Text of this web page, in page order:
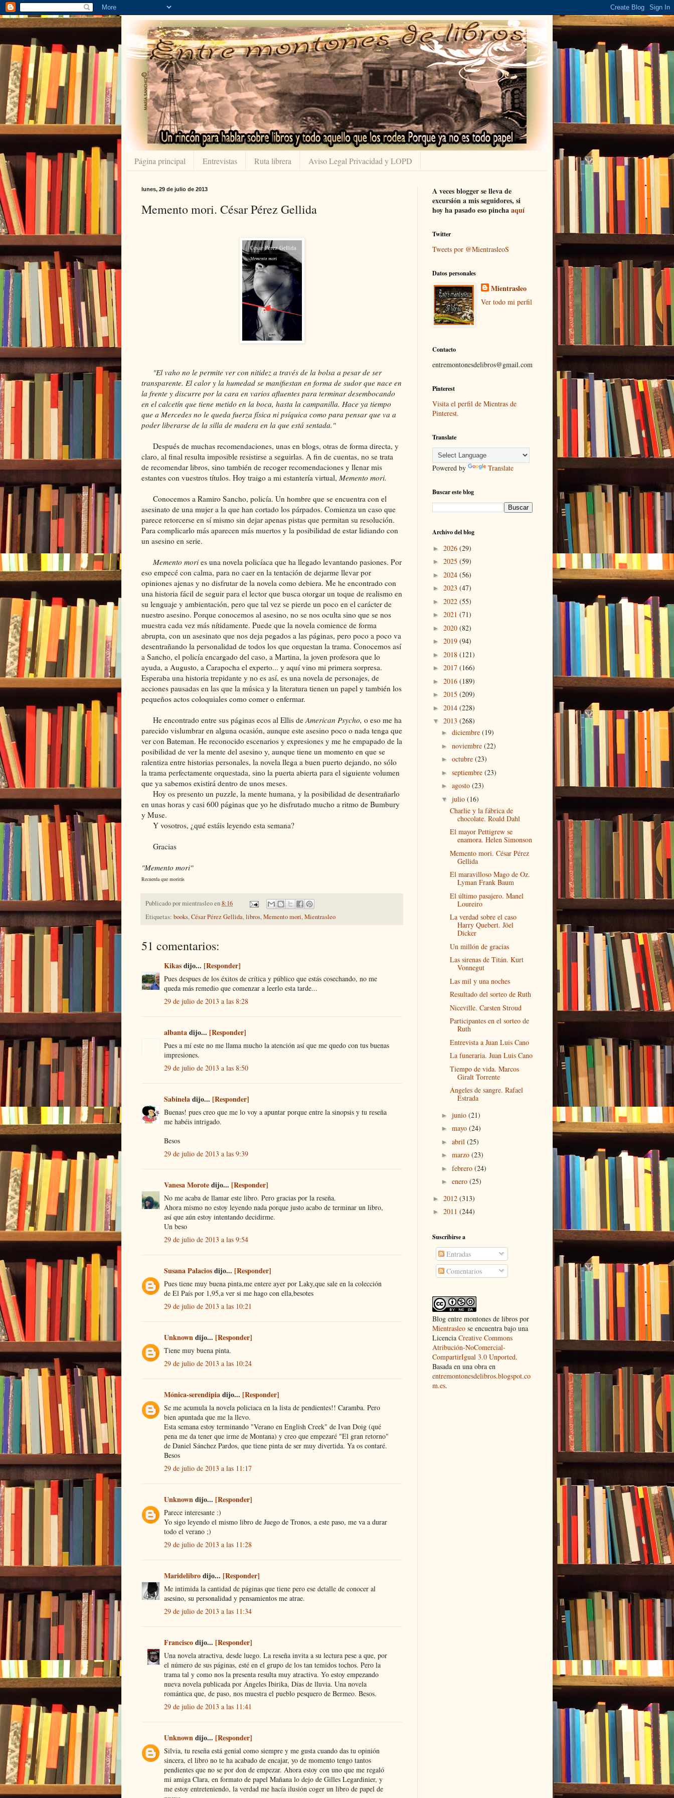
Página principal Entrevistas Ruta librera Aviso Legal Privacidad y LOPD
lunes, 29 de julio de 2013
Memento mori. César Pérez Gellida
"El vaho no le permite ver con nitidez a través de la bolsa a pesar de ser
transparente. El calor y la humedad se manifiestan en forma de sudor que nace en
la frente y discurre por la cara en varios afluentes para terminar desembocando
en el calcetín que tiene metido en la boca, hasta la campanilla. Hace ya tiempo
que a Mercedes no le queda fuerza física ni psíquica como para pensar que va a
poder liberarse de la silla de madera en la que está sentada."
Después de muchas recomendaciones, unas en blogs, otras de forma directa, y
claro, al final resulta imposible resistirse a seguirlas. A fin de cuentas, no se trata
de recomendar libros, sino también de recoger recomendaciones y llenar mis
estantes con vuestros títulos. Hoy traigo a mi estantería virtual, Memento mori.
Conocemos a Ramiro Sancho, policía. Un hombre que se encuentra con el
asesinato de una mujer a la que han cortado los párpados. Comienza un caso que
parece retorcerse en sí mismo sin dejar apenas pistas que permitan su resolución.
Para complicarlo más aparecen más muertos y la posibilidad de estar lidiando con
un asesino en serie.
Memento mori es una novela policíaca que ha llegado levantando pasiones. Por
eso empecé con calma, para no caer en la tentación de dejarme llevar por
opiniones ajenas y no disfrutar de la novela como debiera. Me he encontrado con
una historia fácil de seguir para el lector que busca otorgar un toque de realismo en
su lenguaje y ambientación, pero que tal vez se pierde un poco en el carácter de
nuestro asesino. Porque conocemos al asesino, no se nos oculta sino que se nos
muestra cada vez más nítidamente. Puede que la novela comience de forma
abrupta, con un asesinato que nos deja pegados a las páginas, pero poco a poco va
desentrañando la personalidad de todos los que orquestan la trama. Conocemos así
a Sancho, el policía encargado del caso, a Martina, la joven profesora que lo
ayuda, a Augusto, a Carapocha el experto... y aquí vino mi primera sorpresa.
Esperaba una historia trepidante y no es así, es una novela de personajes, de
acciones pausadas en las que la música y la literatura tienen un papel y también los
pequeños actos coloquiales como comer o enfermar.
He encontrado entre sus páginas ecos al Ellis deAmerican Psycho, o eso me ha
parecido vislumbrar en alguna ocasión, aunque este asesino poco o nada tenga que
ver con Bateman. He reconocido escenarios y expresiones y me he empapado de la
posibilidad de ver la mente del asesino y, aunque tiene un momento en que se
ralentiza entre historias personales, la novela llega a buen puerto dejando, no sólo
la trama perfectamente orquestada, sino la puerta abierta para el siguiente volumen
que ya sabemos existirá dentro de unos meses.
Hoy os presento un puzzle, la mente humana, y la posibilidad de desentrañarlo
en unas horas y casi 600 páginas que yo he disfrutado mucho a ritmo de Bumbury
y Muse.
Y vosotros, ¿qué estáis leyendo esta semana?
Gracias
"Memento mori"
Recuerda que morirás
Publicado pormientrasleoen8:16
Etiquetas: books,César Pérez Gellida,libros,Memento mori,Mientrasleo
51 comentarios:
Kikasdijo... [Responder]
Pues despues de los éxitos de crítica y público que estás cosechando, no me
queda más remedio que comenzar a leerlo esta tarde...
29 de julio de 2013 a las 8:28
albantadijo... [Responder]
Pues a mí este no me llama mucho la atención así que me quedo con tus buenas
impresiones.
29 de julio de 2013 a las 8:50
Sabineladijo... [Responder]
Buenas! pues creo que me lo voy a apuntar porque entre la sinopsis y tu reseña
me habéis intrigado.
Besos
29 de julio de 2013 a las 9:39
Vanesa Morotedijo... [Responder]
No me acaba de llamar este libro. Pero gracias por la reseña.
Ahora mismo no estoy leyendo nada porque justo acabo de terminar un libro,
así que aún estoy intentando decidirme.
Un beso
29 de julio de 2013 a las 9:54
Susana Palaciosdijo... [Responder]
Pues tiene muy buena pinta,me entere ayer por Laky,que sale en la colección
de El País por 1,95,a ver si me hago con ella,besotes
29 de julio de 2013 a las 10:21
Unknowndijo... [Responder]
Tiene muy buena pinta.
29 de julio de 2013 a las 10:24
Mónica-serendipiadijo... [Responder]
Se me acumula la novela policiaca en la lista de pendientes!! Caramba. Pero
bien apuntada que me la llevo.
Esta semana estoy terminando "Verano en English Creek" de Ivan Doig (qué
pena me da tener que irme de Montana) y creo que empezaré "El gran retorno"
de Daniel Sánchez Pardos, que tiene pinta de ser muy divertida. Ya os contaré.
Besos
29 de julio de 2013 a las 11:17
Unknowndijo... [Responder]
Parece interesante :)
Yo sigo leyendo el mismo libro de Juego de Tronos, a este paso, me va a durar
todo el verano ;)
29 de julio de 2013 a las 11:28
Maridelibrodijo... [Responder]
Me intimida la cantidad de páginas que tiene pero ese detalle de conocer al
asesino, su personalidad y pensamientos me atrae.
29 de julio de 2013 a las 11:34
Franciscodijo... [Responder]
Una novela atractiva, desde luego. La reseña invita a su lectura pese a que, por
el número de sus páginas, esté en el grupo de los tan temidos tochos. Pero la
trama tal y como nos la presenta resulta muy atractiva. Yo estoy empezando
nueva novela publicada por Ángeles Ibirika, Días de lluvia. Una novela
romántica que, de paso, nos muestra el pueblo pesquero de Bermeo. Besos.
29 de julio de 2013 a las 11:41
Unknowndijo... [Responder]
Silvia, tu reseña está genial como siempre y me gusta cuando das tu opinión
sincera, el libro no te ha acabado de encajar, yo de momento tengo tantos
pendientes que no se por don de empezar. Ahora estoy con uno que me regaló
mi amiga Clara, en formato de papel Mañana lo dejo de Gilles Legardinier, y
me estoy entreteniendo, la verdad me hacía ilusión coger un libro de papel de
A veces blogger se lleva de
excursión a mis seguidores, si
hoy ha pasado eso pinchaaquí
Twitter
Tweets por @MientrasleoS
Datos personales
Mientrasleo
Ver todo mi perfil
Contacto
entremontonesdelibros@gmail.com
Pinterest
Visita el perfil de Mientras de
Pinterest.
Translate
Powered by Translate
Buscar este blog
Archivo del blog
► 2026 (29)
► 2025 (59)
► 2024 (56)
► 2023 (47)
► 2022 (55)
► 2021 (71)
► 2020 (82)
► 2019 (94)
► 2018 (121)
► 2017 (166)
► 2016 (189)
► 2015 (209)
► 2014 (228)
▼ 2013 (268)
► diciembre (19)
► noviembre (22)
► octubre (23)
► septiembre (23)
► agosto (23)
▼ julio (16)
Charlie y la fábrica de
chocolate. Roald Dahl
El mayor Pettigrew se
enamora. Helen Simonson
Memento mori. César Pérez
Gellida
El maravilloso Mago de Oz.
Lyman Frank Baum
El último pasajero. Manel
Loureiro
La verdad sobre el caso
Harry Quebert. Jöel
Dicker
Un millón de gracias
Las sirenas de Titán. Kurt
Vonnegut
Las mil y una noches
Resultado del sorteo de Ruth
Niceville. Carsten Stroud
Participantes en el sorteo de
Ruth
Entrevista a Juan Luis Cano
La funeraria. Juan Luis Cano
Tiempo de vida. Marcos
Giralt Torrente
Ángeles de sangre. Rafael
Estrada
► junio (21)
► mayo (24)
► abril (25)
► marzo (23)
► febrero (24)
► enero (25)
► 2012 (313)
► 2011 (244)
Suscribirse a
Entradas
Comentarios
Blog entre montones de libros por
Mientrasleo se encuentra bajo una
Licencia Creative Commons
Atribución-NoComercial-
CompartirIgual 3.0 Unported.
Basada en una obra en
entremontonesdelibros.blogspot.co
m.es.